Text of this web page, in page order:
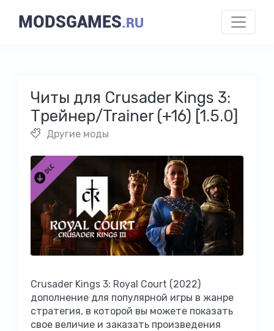
MODSGAMES.RU
Читы для Crusader Kings 3:
Трейнер/Trainer (+16) [1.5.0]
Другие моды
Crusader Kings 3: Royal Court (2022)
дополнение для популярной игры в жанре
стратегия, в которой вы можете показать
свое величие и заказать произведения